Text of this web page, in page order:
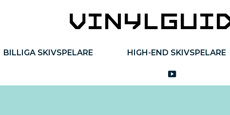
BILLIGA SKIVSPELARE HIGH-END SKIVSPELARE
YOUTUBE